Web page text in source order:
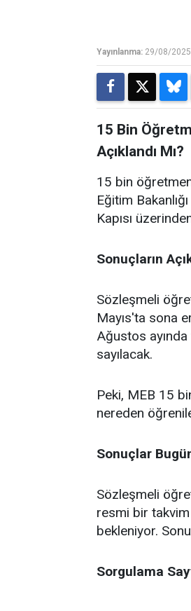
Yayınlanma: 29/08/
15 Bin
Açıklandı Mı?
15 bin
Eğitim
Kapısı
Sonuçların
Sözleşmeli
Mayıs'ta sona
Ağustos ayında
sayılacak.
Peki, MEB 15
nereden
Sonuçlar
Sözleşmeli
resmi bir takvim
bekleniyor.
Sorgulama